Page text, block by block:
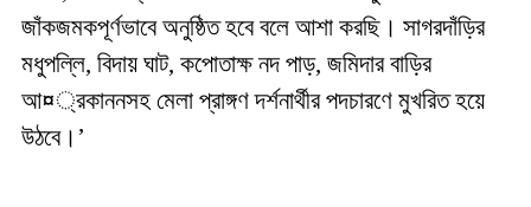
জাঁকজমকপূর্ণভাবে অনুষ্ঠিত হবে বলে আশা করছি। সাগরদাঁড়ির
মধুপল্লি, বিদায় ঘাট, কপোতাক্ষ নদ পাড়, জমিদার বাড়ির
আ¤্রকাননসহ মেলা প্রাঙ্গণ দর্শনার্থীর পদচারণে মুখরিত হয়ে
উঠবে। ’